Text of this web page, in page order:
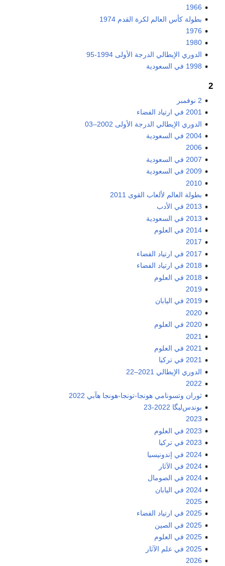
1966
بطولة كأس العالم لكرة القدم 1974
1976
1980
الدوري الإيطالي الدرجة الأولى 1994-95
1998 في السعودية
2
2 نوفمبر
2001 في ارتياد الفضاء
الدوري الإيطالي الدرجة الأولى 2002–03
2004 في السعودية
2006
2007 في السعودية
2009 في السعودية
2010
بطولة العالم لألعاب القوى 2011
2013 في الأدب
2013 في السعودية
2014 في العلوم
2017
2017 في ارتياد الفضاء
2018 في ارتياد الفضاء
2018 في العلوم
2019
2019 في اليابان
2020
2020 في العلوم
2021
2021 في العلوم
2021 في تركيا
الدوري الإيطالي 2021–22
2022
ثوران وتسونامي هونجا-تونجا-هونجا هآبي 2022
بوندس‌ليگا 2022-23
2023
2023 في العلوم
2023 في تركيا
2024 في إندونيسيا
2024 في الآثار
2024 في الصومال
2024 في اليابان
2025
2025 في ارتياد الفضاء
2025 في الصين
2025 في العلوم
2025 في علم الآثار
2026